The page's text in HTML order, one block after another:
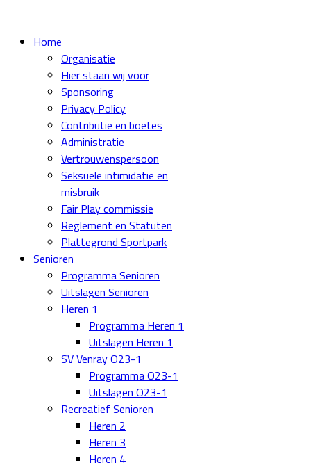
Home
Organisatie
Hier staan wij voor
Sponsoring
Privacy Policy
Contributie en boetes
Administratie
Vertrouwenspersoon
Seksuele intimidatie en
misbruik
Fair Play commissie
Reglement en Statuten
Plattegrond Sportpark
Senioren
Programma Senioren
Uitslagen Senioren
Heren 1
Programma Heren 1
Uitslagen Heren 1
SV Venray O23-1
Programma O23-1
Uitslagen O23-1
Recreatief Senioren
Heren 2
Heren 3
Heren 4